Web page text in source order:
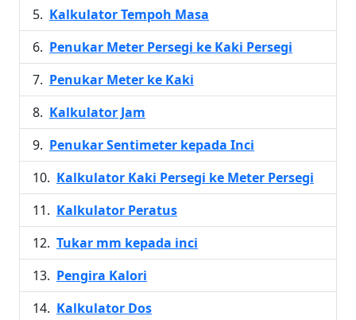
Kalkulator Tempoh Masa
Penukar Meter Persegi ke Kaki Persegi
Penukar Meter ke Kaki
Kalkulator Jam
Penukar Sentimeter kepada Inci
Kalkulator Kaki Persegi ke Meter Persegi
Kalkulator Peratus
Tukar mm kepada inci
Pengira Kalori
Kalkulator Dos